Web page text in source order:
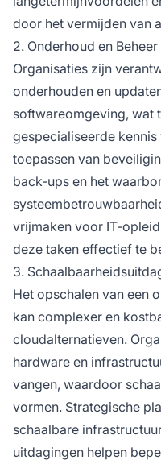
door het vermijden van
2. Onderhoud en Beheer
Organisaties zijn
onderhouden en
softwareomgeving, wat
gespecialiseerde
toepassen van
back-ups en het
vrijmaken voor IT-
deze taken effectief te
3.
Het opschalen van een
kan complexer en
cloudalternatieven.
hardware en
vangen, waardoor
vormen. Strategische
schaalbare
uitdagingen helpen